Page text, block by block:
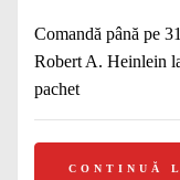
Comandă până pe
Robert A. Heinlein
pachet
CONTINUĂ